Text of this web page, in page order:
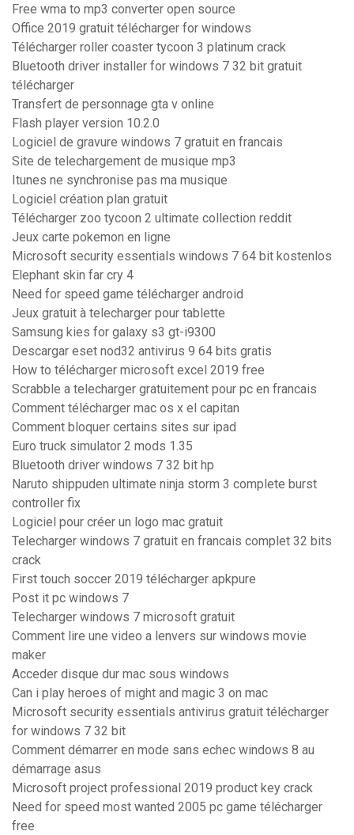
Free wma to mp3 converter open source
Office 2019 gratuit télécharger for windows
Télécharger roller coaster tycoon 3 platinum crack
Bluetooth driver installer for windows 7 32 bit gratuit
télécharger
Transfert de personnage gta v online
Flash player version 10.2.0
Logiciel de gravure windows 7 gratuit en francais
Site de telechargement de musique mp3
Itunes ne synchronise pas ma musique
Logiciel création plan gratuit
Télécharger zoo tycoon 2 ultimate collection reddit
Jeux carte pokemon en ligne
Microsoft security essentials windows 7 64 bit kostenlos
Elephant skin far cry 4
Need for speed game télécharger android
Jeux gratuit à telecharger pour tablette
Samsung kies for galaxy s3 gt-i9300
Descargar eset nod32 antivirus 9 64 bits gratis
How to télécharger microsoft excel 2019 free
Scrabble a telecharger gratuitement pour pc en francais
Comment télécharger mac os x el capitan
Comment bloquer certains sites sur ipad
Euro truck simulator 2 mods 1.35
Bluetooth driver windows 7 32 bit hp
Naruto shippuden ultimate ninja storm 3 complete burst
controller fix
Logiciel pour créer un logo mac gratuit
Telecharger windows 7 gratuit en francais complet 32 bits
crack
First touch soccer 2019 télécharger apkpure
Post it pc windows 7
Telecharger windows 7 microsoft gratuit
Comment lire une video a lenvers sur windows movie
maker
Acceder disque dur mac sous windows
Can i play heroes of might and magic 3 on mac
Microsoft security essentials antivirus gratuit télécharger
for windows 7 32 bit
Comment démarrer en mode sans echec windows 8 au
démarrage asus
Microsoft project professional 2019 product key crack
Need for speed most wanted 2005 pc game télécharger
free